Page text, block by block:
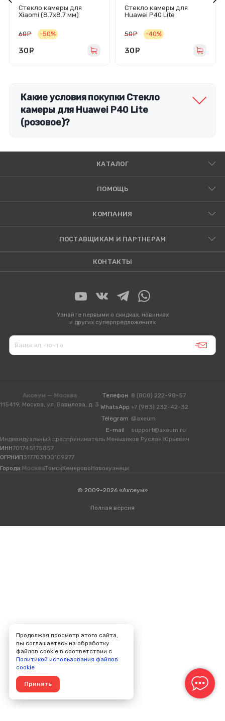
Стекло камеры для
Xiaomi (8.7x8.7 мм)
60 руб.
-50%
30
Стекло камеры для
Huawei P40 Lite
50 руб.
-40%
30
Какие условия покупки Стекло
камеры для Huawei P40 Lite
(розовое)?
КАТАЛОГ
ПОМОЩЬ
КОМПАНИЯ
ПОСТАВЩИКАМ И ПАРТНЕРАМ
КОНТАКТЫ
Узнайте первыми о скидках, новинках
и других суперпредложениях
Аксеум — Москва
115419, Москва, ул. Вавилова, д. 3
Телефон 8 (800) 222-98-57
WhatsApp +7 (983) 232-42-32
Telegram @axeum
E-mail
support@axeum.ru
Индивидуальный предприниматель Меньшиков Руслан Юрьевич
ИНН701745175857
ОГРНИП317703100109277
Города: МоскваТомскКемеровоНовокузнецк
© 2009-2026 «Аксеум»
Полная версия
Продолжая просмотр этого сайта,
вы соглашаетесь на обработку
файлов cookie в соответствии с
Политикой использования файлов
cookie
Принять